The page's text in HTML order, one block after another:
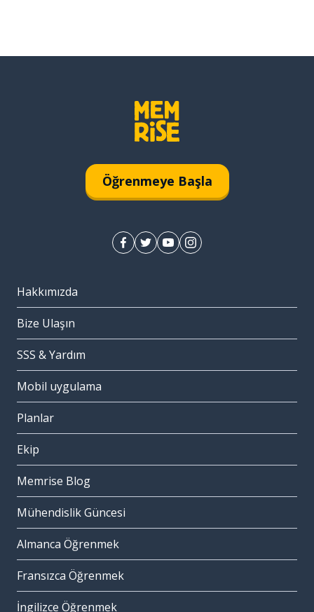
Öğrenmeye Başla
Hakkımızda
Bize Ulaşın
SSS & Yardım
Mobil uygulama
Planlar
Ekip
Memrise Blog
Mühendislik Güncesi
Almanca Öğrenmek
Fransızca Öğrenmek
İngilizce Öğrenmek